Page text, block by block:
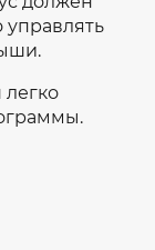
управлять